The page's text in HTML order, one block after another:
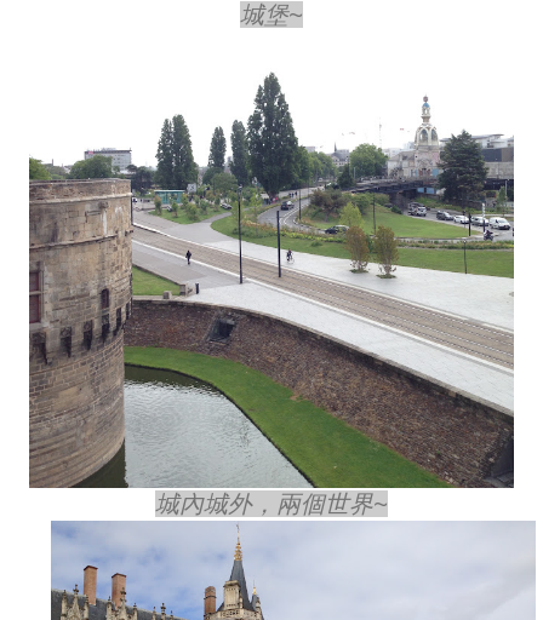
城堡~
城內城外，兩個世界~